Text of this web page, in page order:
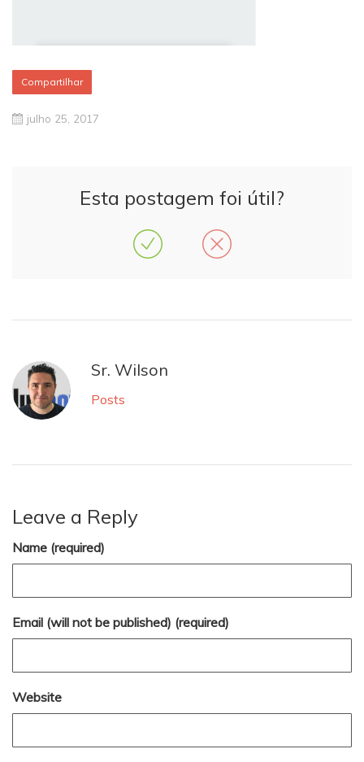
Compartilhar
julho 25, 2017
Esta postagem foi útil?
Sr. Wilson
Posts
Leave a Reply
Name (required)
Email (will not be published) (required)
Website